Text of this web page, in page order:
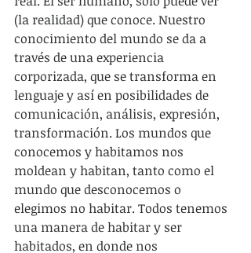
(la realidad) que conoce. Nuestro
conocimiento del mundo se da a
través de una experiencia
corporizada, que se transforma en
lenguaje y así en posibilidades de
comunicación, análisis, expresión,
transformación. Los mundos que
conocemos y habitamos nos
moldean y habitan, tanto como el
mundo que desconocemos o
elegimos no habitar. Todos tenemos
una manera de habitar y ser
habitados, en donde nos